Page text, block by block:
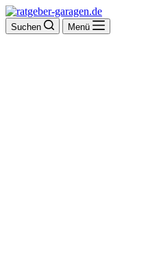
Suchen Menü